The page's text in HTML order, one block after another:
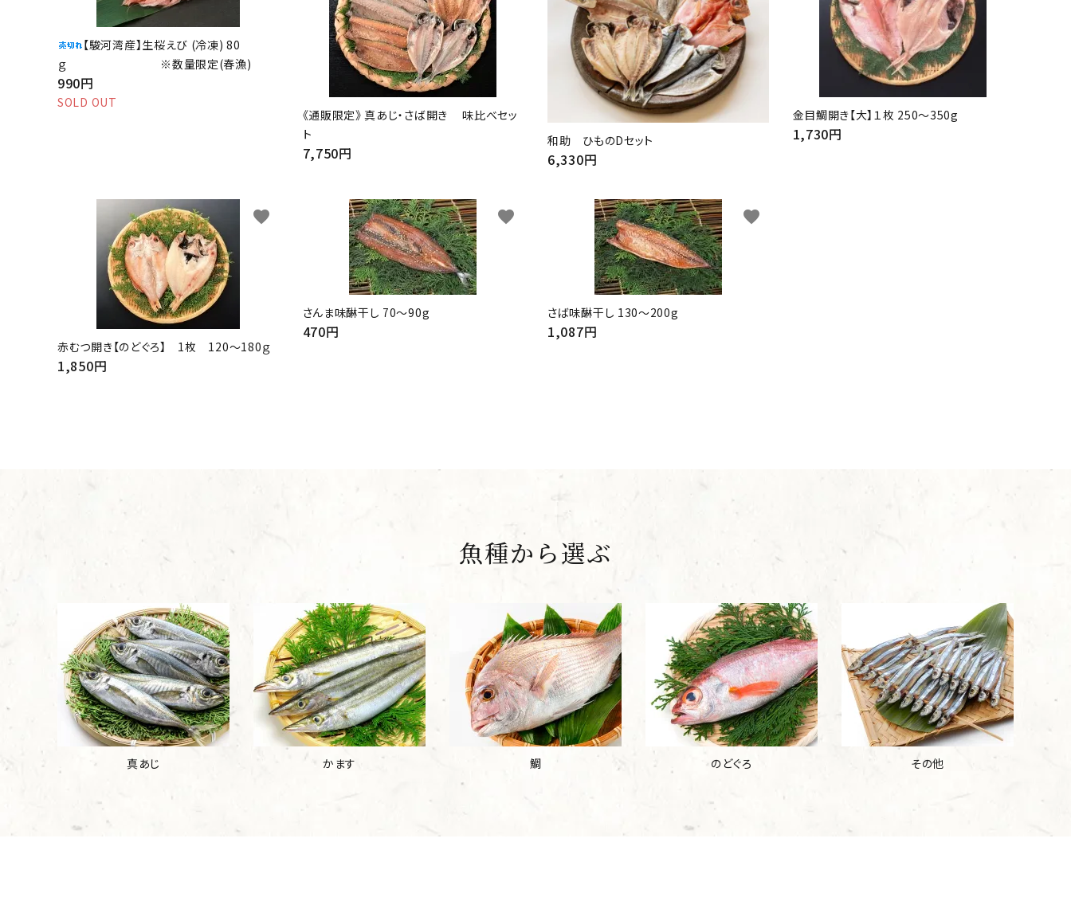
【駿河湾産】生桜えび (冷凍) 80
ｇ ※数量限定(春漁)
990円
SOLD OUT
《通販限定》 真あじ・さば開き 味比べセッ
ト
7,750円
和助 ひものDセット
6,330円
金目鯛開き【大】１枚 250～350g
1,730円
赤むつ開き【のどぐろ】 1枚 120～180ｇ
1,850円
favorite
さんま味醂干し 70～90g
470円
favorite
さば味醂干し 130～200g
1,087円
favorite
魚種から選ぶ
真あじ かます 鯛 のどぐろ その他